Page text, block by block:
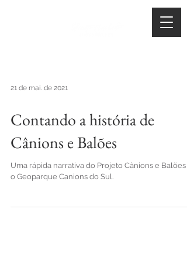
21 de mai. de 2021
Contando a história de
Cânions e Balões
Uma rápida narrativa do Projeto Cânions e Balões
o Geoparque Canions do Sul.